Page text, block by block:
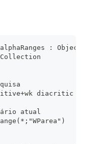
: Object
diacritic
atual